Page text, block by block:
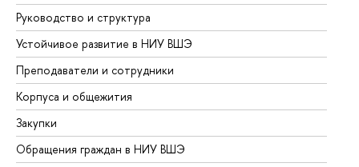
Руководство и структура
Устойчивое развитие в НИУ ВШЭ
Преподаватели и сотрудники
Корпуса и общежития
Закупки
Обращения граждан в НИУ ВШЭ